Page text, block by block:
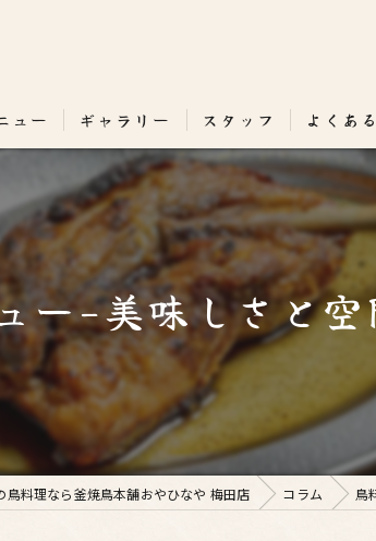
ュー ギャラリー スタッフ よくあ
ー-美味しさと
鳥料理なら釜焼鳥本舗おやひなや 梅田店 コラム 鳥